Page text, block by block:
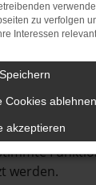
helfen,
Probleme zu
auf dem
birgt nicht
sondern kann
werden.
zu verfolgen
Interessen
Speichern
Cookies ablehnen
akzeptieren